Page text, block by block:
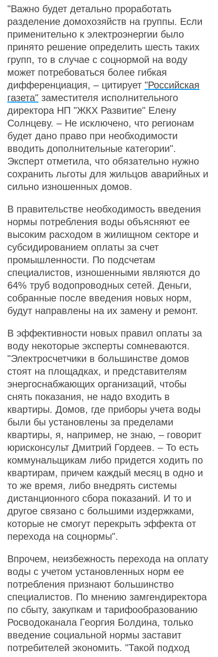
"Важно будет детально проработать
разделение домохозяйств на группы. Если
применительно к электроэнергии было
принято решение определить шесть таких
групп, то в случае с соцнормой на воду
может потребоваться более гибкая
дифференциация, – цитирует "Российская
газета" заместителя исполнительного
директора НП "ЖКХ Развитие" Елену
Солнцеву. – Не исключено, что регионам
будет дано право при необходимости
вводить дополнительные категории".
Эксперт отметила, что обязательно нужно
сохранить льготы для жильцов аварийных и
сильно изношенных домов.
В правительстве необходимость введения
нормы потребления воды объясняют ее
высоким расходом в жилищном секторе и
субсидированием оплаты за счет
промышленности. По подсчетам
специалистов, изношенными являются до
64% труб водопроводных сетей. Деньги,
собранные после введения новых норм,
будут направлены на их замену и ремонт.
В эффективности новых правил оплаты за
воду некоторые эксперты сомневаются.
"Электросчетчики в большинстве домов
стоят на площадках, и представителям
энергоснабжающих организаций, чтобы
снять показания, не надо входить в
квартиры. Домов, где приборы учета воды
были бы установлены за пределами
квартиры, я, например, не знаю, – говорит
юрисконсульт Дмитрий Гордеев. – То есть
коммунальщикам либо придется ходить по
квартирам, причем каждый месяц в одно и
то же время, либо внедрять системы
дистанционного сбора показаний. И то и
другое связано с большими издержками,
которые не смогут перекрыть эффекта от
перехода на соцнормы".
Впрочем, неизбежность перехода на оплату
воды с учетом установленных норм ее
потребления признают большинство
специалистов. По мнению замгендиректора
по сбыту, закупкам и тарифообразованию
Росводоканала Георгия Болдина, только
введение социальной нормы заставит
потребителей экономить. "Такой подход